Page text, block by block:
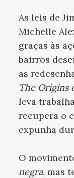
As leis de
Michelle
graças às
bairros
as
The Origins
leva
recupera o
expunha
O
negra, mas